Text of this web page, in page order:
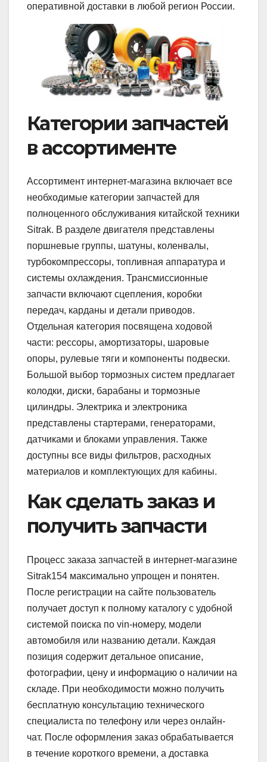
оперативной доставки в любой регион России.
Категории запчастей
в ассортименте
Ассортимент интернет-магазина включает все
необходимые категории запчастей для
полноценного обслуживания китайской техники
Sitrak. В разделе двигателя представлены
поршневые группы, шатуны, коленвалы,
турбокомпрессоры, топливная аппаратура и
системы охлаждения. Трансмиссионные
запчасти включают сцепления, коробки
передач, карданы и детали приводов.
Отдельная категория посвящена ходовой
части: рессоры, амортизаторы, шаровые
опоры, рулевые тяги и компоненты подвески.
Большой выбор тормозных систем предлагает
колодки, диски, барабаны и тормозные
цилиндры. Электрика и электроника
представлены стартерами, генераторами,
датчиками и блоками управления. Также
доступны все виды фильтров, расходных
материалов и комплектующих для кабины.
Как сделать заказ и
получить запчасти
Процесс заказа запчастей в интернет-магазине
Sitrak154 максимально упрощен и понятен.
После регистрации на сайте пользователь
получает доступ к полному каталогу с удобной
системой поиска по vin-номеру, модели
автомобиля или названию детали. Каждая
позиция содержит детальное описание,
фотографии, цену и информацию о наличии на
складе. При необходимости можно получить
бесплатную консультацию технического
специалиста по телефону или через онлайн-
чат. После оформления заказ обрабатывается
в течение короткого времени, а доставка